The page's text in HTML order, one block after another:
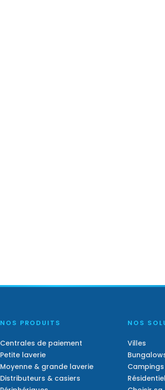
NOS PRODUITS
Centrales de paiement
Petite laverie
Moyenne & grande laverie
Distributeurs & casiers
NOS
Villes
Campings